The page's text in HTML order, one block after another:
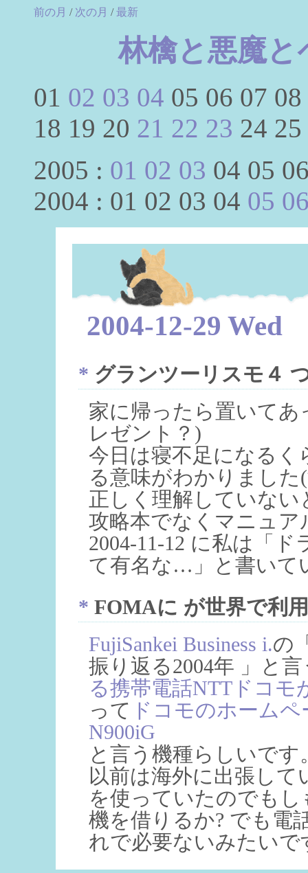
前の月 / 次の月 /最新
林檎と悪魔と
01 02 03 04 05 06 07
18 19 20 21 22 23 24
2005 : 01 02 03 04 05
2004 : 01 02 03 04 05
2004-12-29 Wed
* グランツーリスモ４
家に帰ったら置いて
レゼント？)
今日は寝不足になる
る意味がわかりました
正しく理解していな
攻略本でなくマニュ
2004-11-12 に私は「
て有名な…」と書いて
* FOMAに が世界で利
FujiSankei Business i.の
振り返る2004年 」と
る携帯電話NTTドコモ
って ドコモのホームペ
N900iG
と言う機種らしいです
以前は海外に出張して
を使っていたのでもし
機を借りるか? でも電
れで必要ないみたいで